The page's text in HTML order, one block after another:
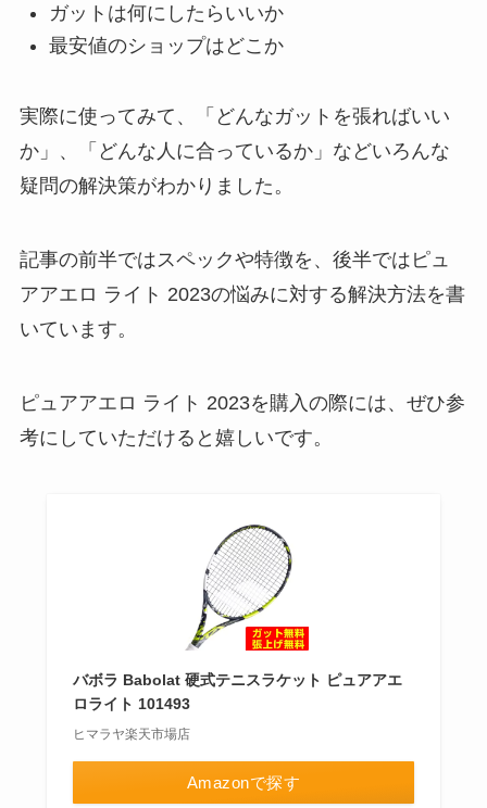
ガットは何にしたらいいか
最安値のショップはどこか
実際に使ってみて、「どんなガットを張ればいい
か」、「どんな人に合っているか」などいろんな
疑問の解決策がわかりました。
記事の前半ではスペックや特徴を、後半ではピュ
アアエロ ライト 2023の悩みに対する解決方法を書
いています。
ピュアアエロ ライト 2023を購入の際には、ぜひ参
考にしていただけると嬉しいです。
バボラ Babolat 硬式テニスラケット ピュアアエ
ロライト 101493
ヒマラヤ楽天市場店
Amazonで探す